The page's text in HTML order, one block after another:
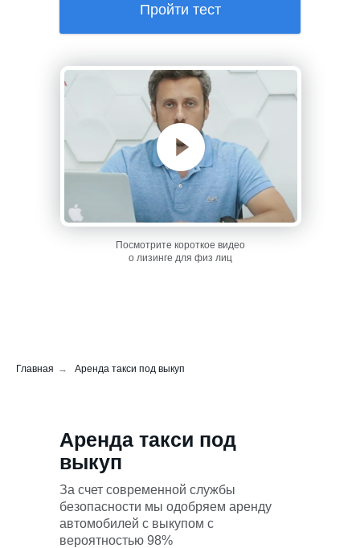
Пройти тест
Посмотрите короткое видео
о лизинге для физ лиц
Главная → Аренда такси под выкуп
Аренда такси под
выкуп
За счет современной службы
безопасности мы одобряем аренду
автомобилей с выкупом с
вероятностью 98%